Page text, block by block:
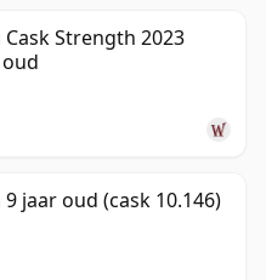
Strength 2023
jaar oud (cask 10.146)